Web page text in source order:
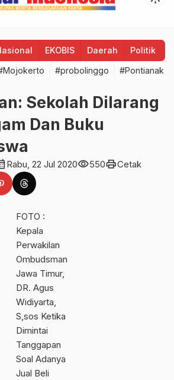
EKOBIS Daerah Politik
#probolinggo #Pontianak
Sekolah Dilarang
Dan Buku
Rabu, 22 Jul 2020visibility550printCetak
FOTO :
Kepala
Perwakilan
Ombudsman
Jawa Timur,
DR. Agus
Widiyarta,
S,sos Ketika
Dimintai
Tanggapan
Soal Adanya
Jual Beli